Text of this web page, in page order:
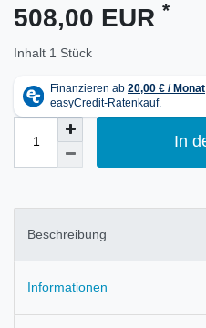
508,00 EUR *
Inhalt 1 Stück
In
Beschreibung
Informationen